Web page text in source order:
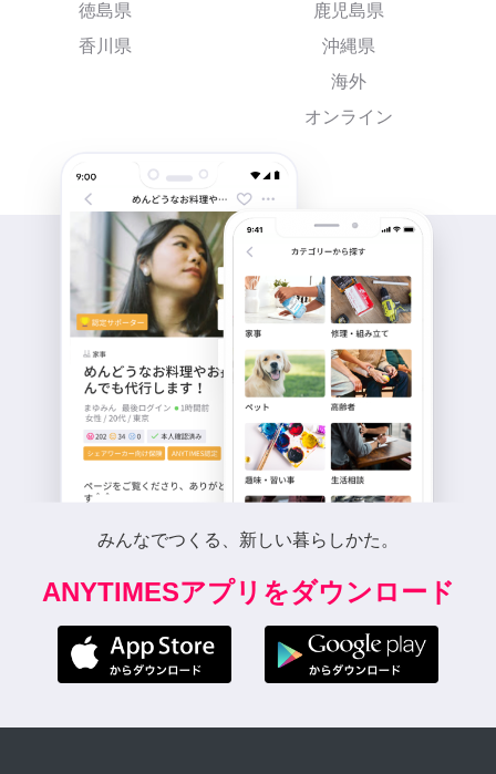
徳島県
香川県
鹿児島県
沖縄県
海外
オンライン
みんなでつくる、新しい暮らしかた。
ANYTIMESアプリをダウンロード